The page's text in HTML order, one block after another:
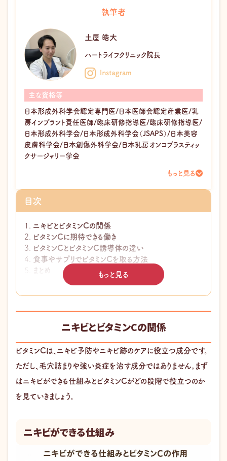
執筆者
土屋 皓大
ハートライフクリニック院長
主な資格等
日本形成外科学会認定専門医/日本医師会認定産業医/乳
房インプラント責任医師/臨床研修指導医/臨床研修指導医/
日本形成外科学会/日本形成外科学会（JSAPS）/日本美容
皮膚科学会/日本創傷外科学会/日本乳房オンコプラスティッ
クサージャリー学会
もっと見る
目次
ニキビとビタミンCの関係
ビタミンCに期待できる働き
ビタミンCとビタミンC誘導体の違い
食事やサプリでビタミンCを取る方法
まとめ
このページの監修医師
もっと見る
ニキビとビタミンCの関係
ビタミンCは、ニキビ予防やニキビ跡のケアに役立つ成分です。
ただし、毛穴詰まりや強い炎症を治す成分ではありません。まず
はニキビができる仕組みとビタミンCがどの段階で役立つのか
を見ていきましょう。
ニキビができる仕組み